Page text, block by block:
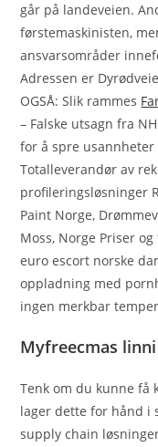
går på landeveien.
førstemaskinisten,
ansvarsområder
Adressen er
OGSÅ: Slik rammes
– Falske utsagn fra
for å spre
Totalleverandør av
profileringsløsninger
Paint Norge,
Moss, Norge Priser
euro escort norske
oppladning med
ingen merkbar
Myfreecmas
Tenk om du kunne få
lager dette for hånd i
supply chain